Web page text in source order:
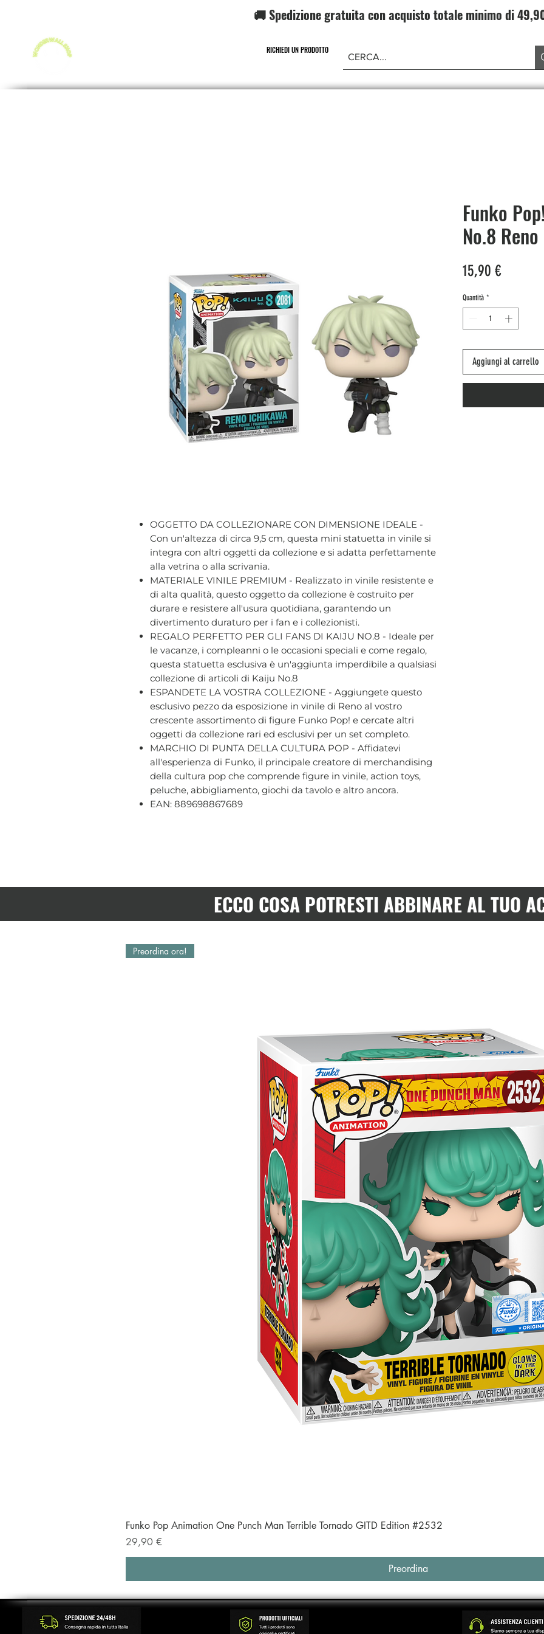
🚚 Spedizione gratuita con acquisto totale minimo di
RICHIEDI UN PRODOTTO
OGGETTO DA COLLEZIONARE CON DIMENSIONE IDEALE -
Con un'altezza di circa 9,5 cm, questa mini statuetta in vinile si
integra con altri oggetti da collezione e si adatta perfettamente
alla vetrina o alla scrivania.
MATERIALE VINILE PREMIUM - Realizzato in vinile resistente e
di alta qualità, questo oggetto da collezione è costruito per
durare e resistere all'usura quotidiana, garantendo un
divertimento duraturo per i fan e i collezionisti.
REGALO PERFETTO PER GLI FANS DI KAIJU NO.8 - Ideale per
le vacanze, i compleanni o le occasioni speciali e come regalo,
questa statuetta esclusiva è un'aggiunta imperdibile a qualsiasi
collezione di articoli di Kaiju No.8
ESPANDETE LA VOSTRA COLLEZIONE - Aggiungete questo
esclusivo pezzo da esposizione in vinile di Reno al vostro
crescente assortimento di figure Funko Pop! e cercate altri
oggetti da collezione rari ed esclusivi per un set completo.
MARCHIO DI PUNTA DELLA CULTURA POP - Affidatevi
all'esperienza di Funko, il principale creatore di merchandising
della cultura pop che comprende figure in vinile, action toys,
peluche, abbigliamento, giochi da tavolo e altro ancora.
EAN: 889698867689
Funko
No.8
15,90 €Prezzo
Quantità *
Aggiungi al carrello
ECCO COSA POTRESTI ABBINARE AL TUO
Vista rapida
Preordina ora!
Funko Pop Animation One Punch Man Terrible Tornado GITD Edition #2532
Prezzo
29,90 €
Preordina